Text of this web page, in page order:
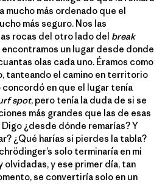
mucho más ordenado que el
más seguro. Nos las
rocas del otro lado del break
un lugar desde donde
olas cada uno. Éramos como
tanteando el camino en territorio
en que el lugar tenía
spot, pero tenía la duda de si se
más grandes que las de esas
¿desde dónde remarías? Y
¿Qué harías si pierdes la tabla?
solo terminaría en mi
olvidadas, y ese primer día, tan
se convertiría solo en un